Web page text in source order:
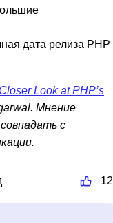
дата релиза PHP
Look at PHP’s
Мнение
с
12